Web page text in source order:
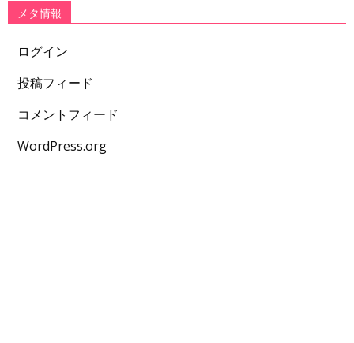
メタ情報
ログイン
投稿フィード
コメントフィード
WordPress.org